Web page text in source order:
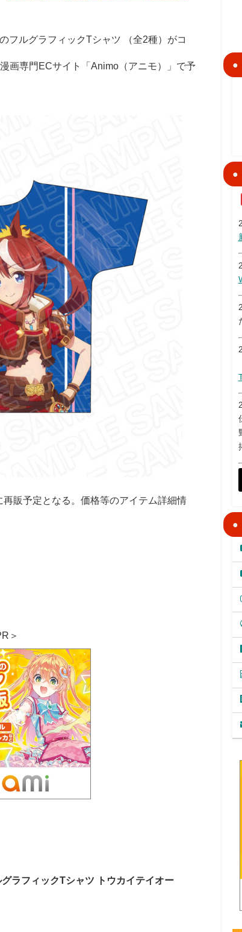
のフルグラフィックTシャツ （全2種）がコ
画専門ECサイト「Animo（アニモ）」で予
販予定となる。価格等のアイテム詳細情
＞
ラフィックTシャツ トウカイテイオー